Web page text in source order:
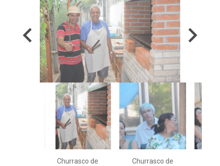
Churrasco de
Churrasco de